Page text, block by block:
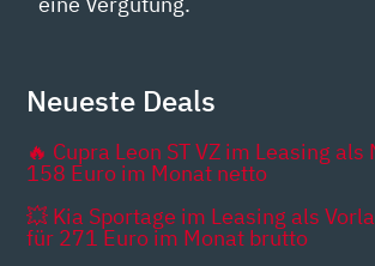
Neueste Deals
🔥 Cupra Leon ST VZ im Leasing
158 Euro im Monat netto
💥 Kia Sportage im Leasing als
für 271 Euro im Monat brutto